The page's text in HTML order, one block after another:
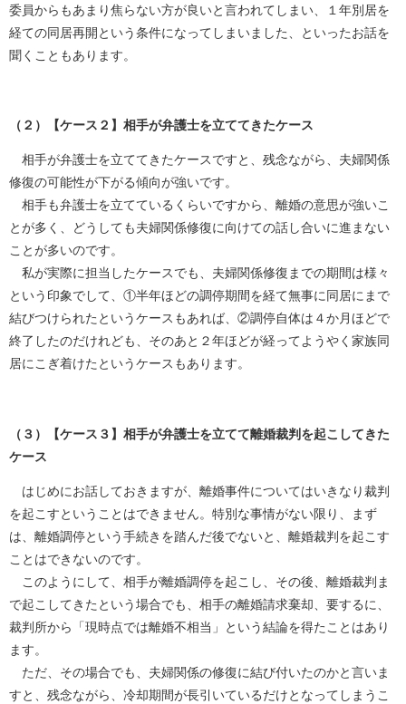
委員からもあまり焦らない方が良いと言われてしまい、１年別居を
経ての同居再開という条件になってしまいました、といったお話を
聞くこともあります。
（２）【ケース２】相手が弁護士を立ててきたケース
相手が弁護士を立ててきたケースですと、残念ながら、夫婦関係
修復の可能性が下がる傾向が強いです。
相手も弁護士を立てているくらいですから、離婚の意思が強いこ
とが多く、どうしても夫婦関係修復に向けての話し合いに進まない
ことが多いのです。
私が実際に担当したケースでも、夫婦関係修復までの期間は様々
という印象でして、①半年ほどの調停期間を経て無事に同居にまで
結びつけられたというケースもあれば、②調停自体は４か月ほどで
終了したのだけれども、そのあと２年ほどが経ってようやく家族同
居にこぎ着けたというケースもあります。
（３）【ケース３】相手が弁護士を立てて離婚裁判を起こしてきた
ケース
はじめにお話しておきますが、離婚事件についてはいきなり裁判
を起こすということはできません。特別な事情がない限り、まず
は、離婚調停という手続きを踏んだ後でないと、離婚裁判を起こす
ことはできないのです。
このようにして、相手が離婚調停を起こし、その後、離婚裁判ま
で起こしてきたという場合でも、相手の離婚請求棄却、要するに、
裁判所から「現時点では離婚不相当」という結論を得たことはあり
ます。
ただ、その場合でも、夫婦関係の修復に結び付いたのかと言いま
すと、残念ながら、冷却期間が長引いているだけとなってしまうこ